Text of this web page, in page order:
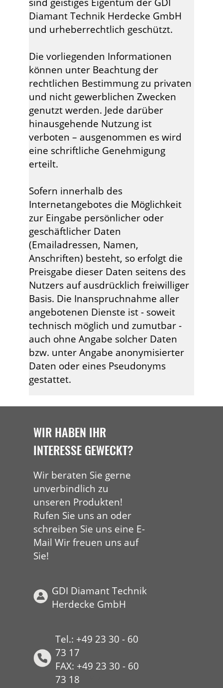
Diamant Technik Herdecke GmbH
und urheberrechtlich geschützt.
Die vorliegenden Informationen
können unter Beachtung der
rechtlichen Bestimmung zu privaten
und nicht gewerblichen Zwecken
genutzt werden. Jede darüber
hinausgehende Nutzung ist
verboten – ausgenommen es wird
eine schriftliche Genehmigung
erteilt.
Sofern innerhalb des
Internetangebotes die Möglichkeit
zur Eingabe persönlicher oder
geschäftlicher Daten
(Emailadressen, Namen,
Anschriften) besteht, so erfolgt die
Preisgabe dieser Daten seitens des
Nutzers auf ausdrücklich freiwilliger
Basis. Die Inanspruchnahme aller
angebotenen Dienste ist - soweit
technisch möglich und zumutbar -
auch ohne Angabe solcher Daten
bzw. unter Angabe anonymisierter
Daten oder eines Pseudonyms
gestattet.
WIR HABEN IHR
INTERESSE GEWECKT?
Wir beraten Sie gerne
unverbindlich zu
unseren Produkten!
Rufen Sie uns an oder
schreiben Sie uns eine E-
Mail Wir freuen uns auf
Sie!
GDI Diamant Technik
Herdecke GmbH
Tel.: +49 23 30 - 60
73 17
FAX: +49 23 30 - 60
73 18